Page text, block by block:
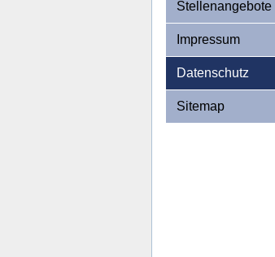
Stellenangebote
Impressum
Datenschutz
Sitemap